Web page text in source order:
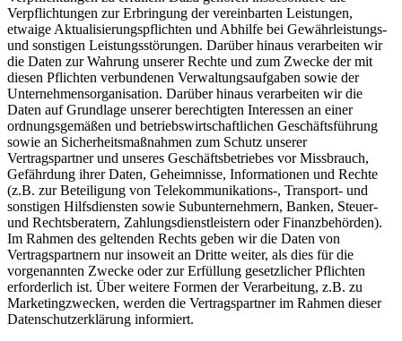
Verpflichtungen zur Erbringung der vereinbarten Leistungen,
etwaige Aktualisierungspflichten und Abhilfe bei Gewährleistungs-
und sonstigen Leistungsstörungen. Darüber hinaus verarbeiten wir
die Daten zur Wahrung unserer Rechte und zum Zwecke der mit
diesen Pflichten verbundenen Verwaltungsaufgaben sowie der
Unternehmensorganisation. Darüber hinaus verarbeiten wir die
Daten auf Grundlage unserer berechtigten Interessen an einer
ordnungsgemäßen und betriebswirtschaftlichen Geschäftsführung
sowie an Sicherheitsmaßnahmen zum Schutz unserer
Vertragspartner und unseres Geschäftsbetriebes vor Missbrauch,
Gefährdung ihrer Daten, Geheimnisse, Informationen und Rechte
(z.B. zur Beteiligung von Telekommunikations-, Transport- und
sonstigen Hilfsdiensten sowie Subunternehmern, Banken, Steuer-
und Rechtsberatern, Zahlungsdienstleistern oder Finanzbehörden).
Im Rahmen des geltenden Rechts geben wir die Daten von
Vertragspartnern nur insoweit an Dritte weiter, als dies für die
vorgenannten Zwecke oder zur Erfüllung gesetzlicher Pflichten
erforderlich ist. Über weitere Formen der Verarbeitung, z.B. zu
Marketingzwecken, werden die Vertragspartner im Rahmen dieser
Datenschutzerklärung informiert.